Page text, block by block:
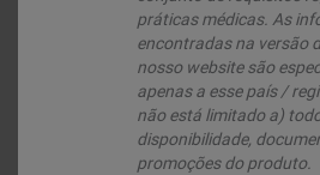
práticas médicas. As
encontradas na versão
nosso website são
apenas a esse país /
não está limitado a)
disponibilidade,
promoções do produto.